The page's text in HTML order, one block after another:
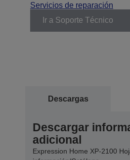
Servicios de reparación
Ir a Soporte Técnico
Descargas
Descargar
adicional
Expression Home XP-2100